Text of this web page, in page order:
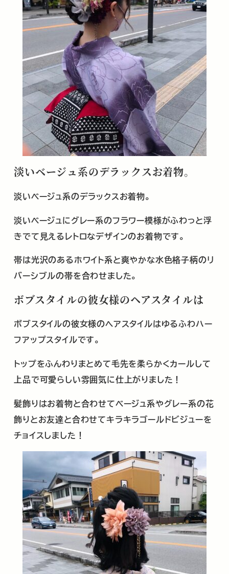
淡いベージュ系のデラックスお着物。
淡いベージュ系のデラックスお着物。
淡いベージュにグレー系のフラワー模様がふわっと浮
きでて見えるレトロなデザインのお着物です。
帯は光沢のあるホワイト系と爽やかな水色格子柄のリ
バーシブルの帯を合わせました。
ボブスタイルの彼女様のヘアスタイルは
ボブスタイルの彼女様のヘアスタイルはゆるふわハー
フアップスタイルです。
トップをふんわりまとめて毛先を柔らかくカールして
上品で可愛らしい雰囲気に仕上がりました！
髪飾りはお着物と合わせてベージュ系やグレー系の花
飾りとお友達と合わせてキラキラゴールドビジューを
チョイスしました！